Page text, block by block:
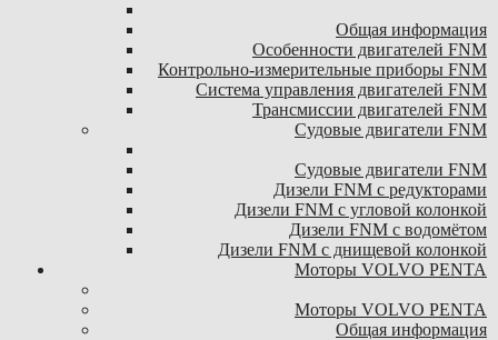
Общая информация
Особенности двигателей FNM
Контрольно-измерительные приборы FNM
Система управления двигателей FNM
Трансмиссии двигателей FNM
Судовые двигатели FNM
Судовые двигатели FNM
Дизели FNM с редукторами
Дизели FNM с угловой колонкой
Дизели FNM с водомётом
Дизели FNM с днищевой колонкой
Моторы VOLVO PENTA
Моторы VOLVO PENTA
Общая информация